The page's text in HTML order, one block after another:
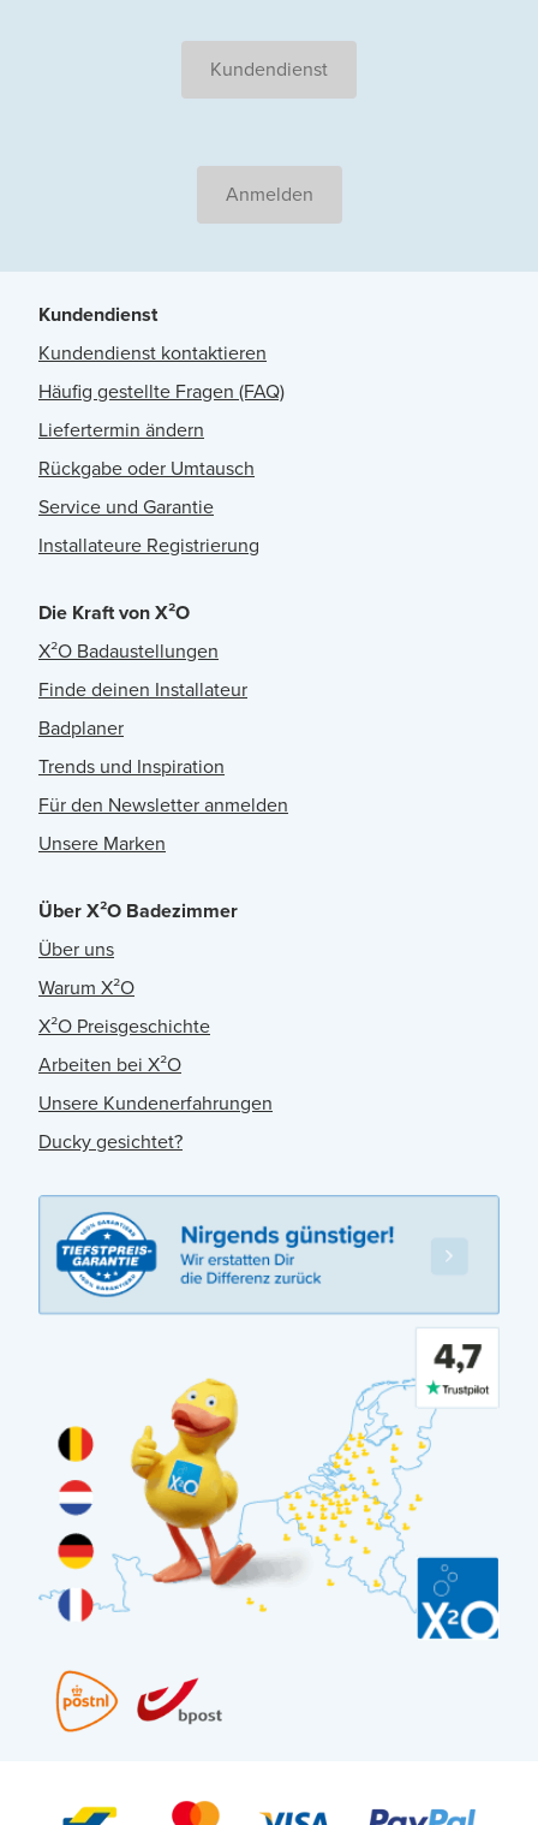
Kundendienst
Anmelden
Kundendienst
Kundendienst kontaktieren
Häufig gestellte Fragen (FAQ)
Liefertermin ändern
Rückgabe oder Umtausch
Service und Garantie
Installateure Registrierung
Die Kraft von X²O
X²O Badaustellungen
Finde deinen Installateur
Badplaner
Trends und Inspiration
Für den Newsletter anmelden
Unsere Marken
Über X²O Badezimmer
Über uns
Warum X²O
X²O Preisgeschichte
Arbeiten bei X²O
Unsere Kundenerfahrungen
Ducky gesichtet?